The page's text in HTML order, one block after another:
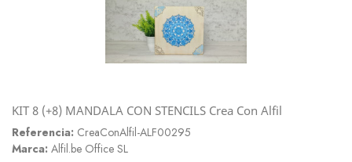
KIT 8 (+8) MANDALA CON STENCILS Crea Con Alfil
Referencia: CreaConAlfil-ALF00295
Marca: Alfil.be Office SL